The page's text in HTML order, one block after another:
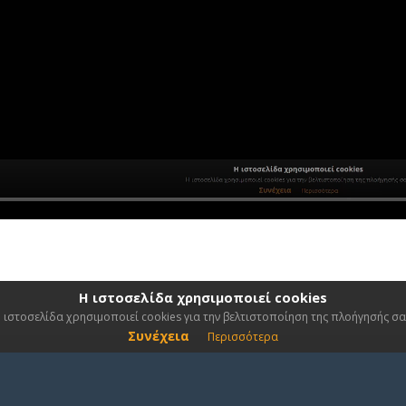
Η ιστοσελίδα χρησιμοποιεί cookies
χρησιμοποιεί cookies για την βελτιστοποίηση της πλοήγησής
Συνέχεια Περισσότερα